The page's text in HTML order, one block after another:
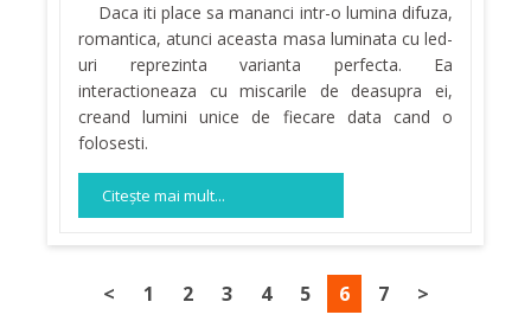
Daca iti place sa mananci intr-o lumina difuza,
romantica, atunci aceasta masa luminata cu led-
uri reprezinta varianta perfecta. Ea
interactioneaza cu miscarile de deasupra ei,
creand lumini unice de fiecare data cand o
folosesti.
Citeşte mai mult...
< 1 2 3 4 5 6 7 >